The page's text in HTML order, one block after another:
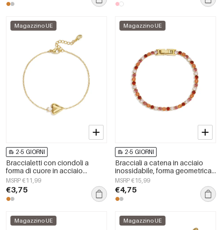
Magazzino UE
2-5 GIORNI
Braccialetti con ciondoli a
forma di cuore in acciaio
inossidabile, serie Simple Daily
Simple, gioielli da donna
MSRP €11,99
€3,75
Magazzino UE
2-5 GIORNI
Bracciali a catena in acciaio
inossidabile, forma geometrica,
semplici, serie Simple Daily,
gioielli da donna
MSRP €15,99
€4,75
Magazzino UE Magazzino UE